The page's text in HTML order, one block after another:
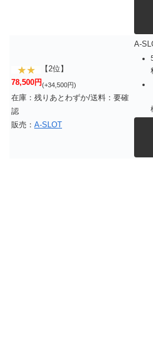
【2位】
78,500円(+34,500円)
在庫：残りあとわずか/送料：要確
認
販売： A-SLOT
A-